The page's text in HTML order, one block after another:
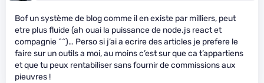
Bof un système de blog comme il en existe par milliers, peut
etre plus fluide (ah ouai la puissance de node.js react et
compagnie ^^)… Perso si j’ai a ecrire des articles je prefere le
faire sur un outils a moi, au moins c’est sur que ca t’appartiens
et que tu peux rentabiliser sans fournir de commissions aux
pieuvres !